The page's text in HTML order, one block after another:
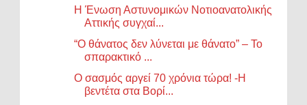
Η Ένωση Αστυνομικών Νοτιοανατολικής
Αττικής συγχαί...
“Ο θάνατος δεν λύνεται με θάνατο” – Το
σπαρακτικό ...
Ο σασμός αργεί 70 χρόνια τώρα! -Η
βεντέτα στα Βορί...